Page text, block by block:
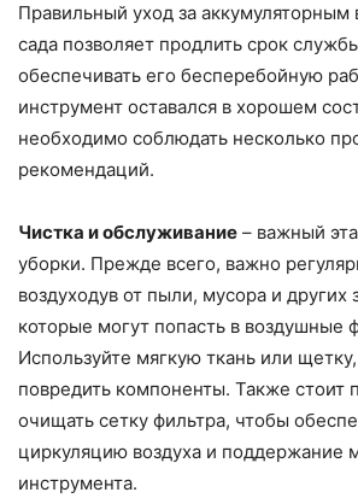
Правильный уход за аккумуляторным
сада позволяет продлить срок
обеспечивать его бесперебойную
инструмент оставался в хорошем
необходимо соблюдать несколько
рекомендаций.
Чистка и обслуживание – важный
уборки. Прежде всего, важно
воздуходув от пыли, мусора и других
которые могут попасть в воздушные
Используйте мягкую ткань или
повредить компоненты. Также стоит
очищать сетку фильтра, чтобы
циркуляцию воздуха и поддержание
инструмента.